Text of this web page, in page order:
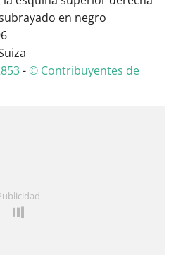
en negro
-© Contribuyentes de